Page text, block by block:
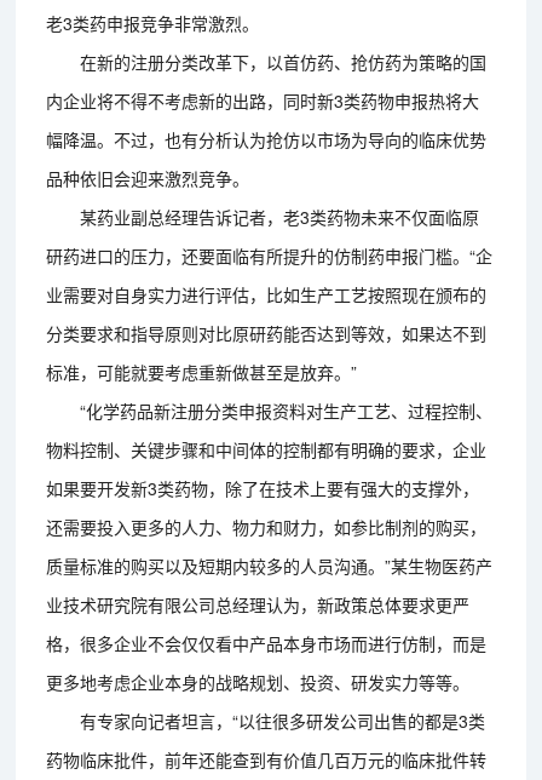
老3类药申报竞争非常激烈。
在新的注册分类改革下，以首仿药、抢仿药为策略的国
内企业将不得不考虑新的出路，同时新3类药物申报热将大
幅降温。不过，也有分析认为抢仿以市场为导向的临床优势
品种依旧会迎来激烈竞争。
某药业副总经理告诉记者，老3类药物未来不仅面临原
研药进口的压力，还要面临有所提升的仿制药申报门槛。“企
业需要对自身实力进行评估，比如生产工艺按照现在颁布的
分类要求和指导原则对比原研药能否达到等效，如果达不到
标准，可能就要考虑重新做甚至是放弃。”
“化学药品新注册分类申报资料对生产工艺、过程控制、
物料控制、关键步骤和中间体的控制都有明确的要求，企业
如果要开发新3类药物，除了在技术上要有强大的支撑外，
还需要投入更多的人力、物力和财力，如参比制剂的购买，
质量标准的购买以及短期内较多的人员沟通。”某生物医药产
业技术研究院有限公司总经理认为，新政策总体要求更严
格，很多企业不会仅仅看中产品本身市场而进行仿制，而是
更多地考虑企业本身的战略规划、投资、研发实力等等。
有专家向记者坦言，“以往很多研发公司出售的都是3类
药物临床批件，前年还能查到有价值几百万元的临床批件转